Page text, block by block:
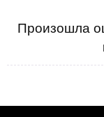
Произошла